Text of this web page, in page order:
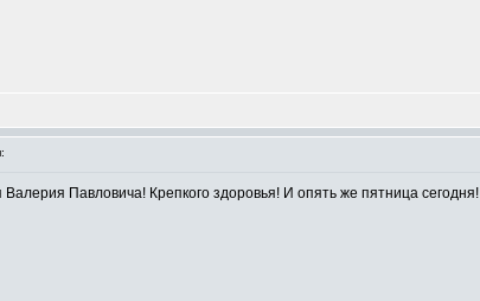
Павловича! Крепкого здоровья! И опять же пятница сегодня!